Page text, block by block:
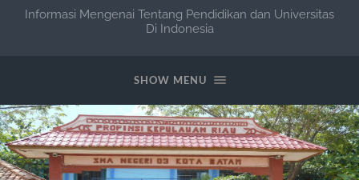
Informasi Mengenai Tentang Pendidikan dan Universitas
Di Indonesia
SHOW MENU